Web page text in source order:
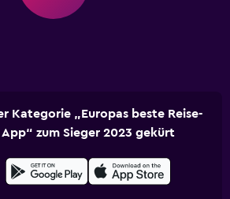
Kategorie „Europas beste Reise-
App“ zum Sieger 2023 gekürt